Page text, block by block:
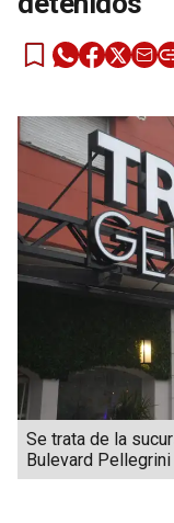
Se trata de la
Bulevard Pellegrini